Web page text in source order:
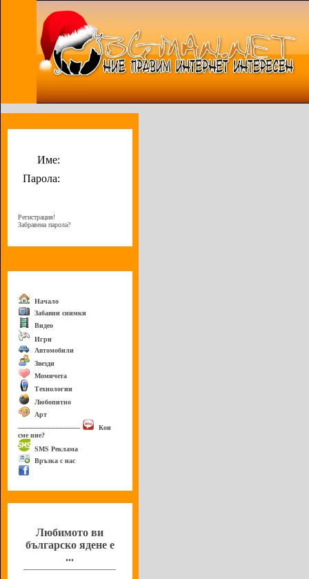
Име:
Парола:
Регистрация!
Забравена парола?
Начало
Забавни снимки
Видео
Игри
Автомобили
Звезди
Момичета
Технологии
Любопитно
Арт
------------------------------
Кои
сме ние?
SMS Реклама
Връзка с нас
Любимото ви
българско ядене е
...